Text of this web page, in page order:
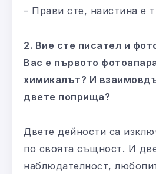
– Прави сте, наистина е
2. Вие сте писател и
Вас е първото
химикалът? И
двете поприща?
Двете дейности са
по своята същност. И
наблюдателност,